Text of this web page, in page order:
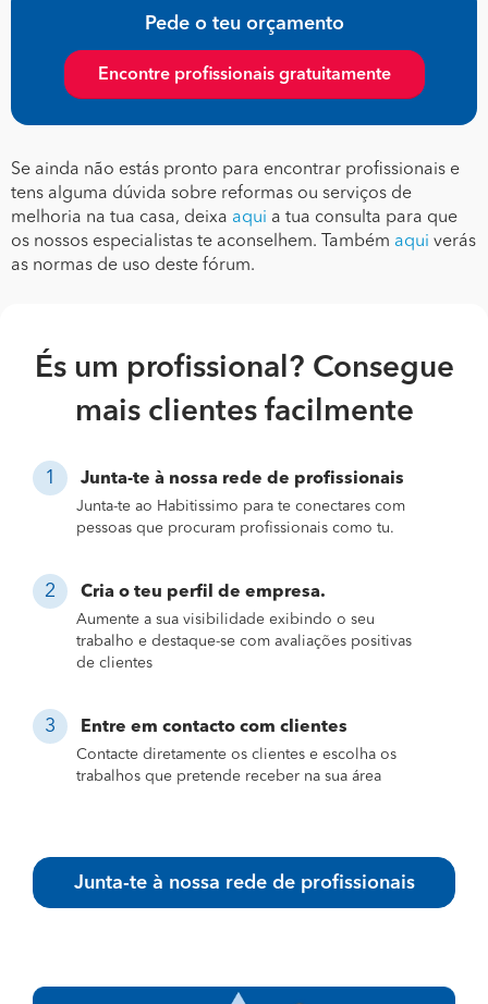
Pede o teu orçamento
Encontre profissionais gratuitamente
Se ainda não estás pronto para encontrar profissionais e
tens alguma dúvida sobre reformas ou serviços de
melhoria na tua casa, deixa aqui a tua consulta para que
os nossos especialistas te aconselhem. Também aqui verás
as normas de uso deste fórum.
És um profissional? Consegue
mais clientes facilmente
Junta-te à nossa rede de profissionais
Junta-te ao Habitissimo para te conectares com
pessoas que procuram profissionais como tu.
Cria o teu perfil de empresa.
Aumente a sua visibilidade exibindo o seu
trabalho e destaque-se com avaliações positivas
de clientes
Entre em contacto com clientes
Contacte diretamente os clientes e escolha os
trabalhos que pretende receber na sua área
Junta-te à nossa rede de profissionais